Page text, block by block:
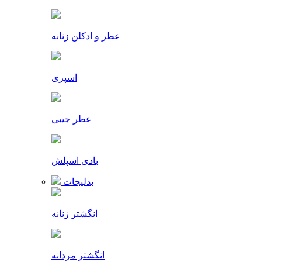
عطر و ادکلن زنانه
اسپری
عطر جیبی
بادی اسپلش
بدلیجات
انگشتر زنانه
انگشتر مردانه